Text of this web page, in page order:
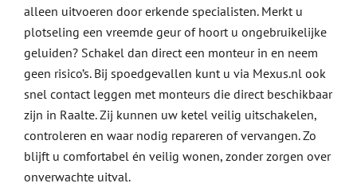
alleen uitvoeren door erkende specialisten. Merkt u
plotseling een vreemde geur of hoort u ongebruikelijke
geluiden? Schakel dan direct een monteur in en neem
geen risico’s. Bij spoedgevallen kunt u via Mexus.nl ook
snel contact leggen met monteurs die direct beschikbaar
zijn in Raalte. Zij kunnen uw ketel veilig uitschakelen,
controleren en waar nodig repareren of vervangen. Zo
blijft u comfortabel én veilig wonen, zonder zorgen over
onverwachte uitval.